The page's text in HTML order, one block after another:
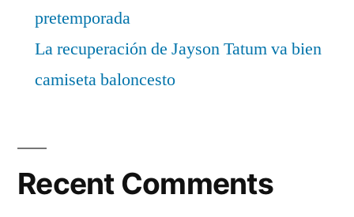
pretemporada
La recuperación de Jayson Tatum va bien
camiseta baloncesto
Recent Comments